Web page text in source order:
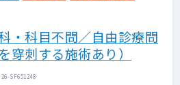
・科目不問／自由診療問
穿刺する施術あり）
SF651248